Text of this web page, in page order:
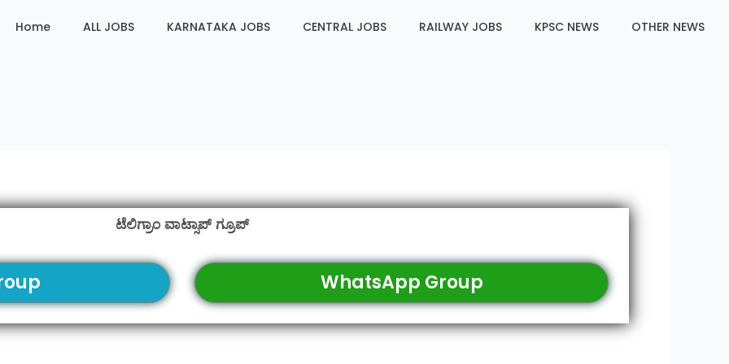
Home ALL JOBS KARNATAKA JOBS CENTRAL JOBS RAILWAY JOBS KPSC NEWS OTHER NEWS
ಟೆಲಿಗ್ರಾಂ ವಾಟ್ಸಾಪ್ ಗ್ರೂಪ್
WhatsApp Group